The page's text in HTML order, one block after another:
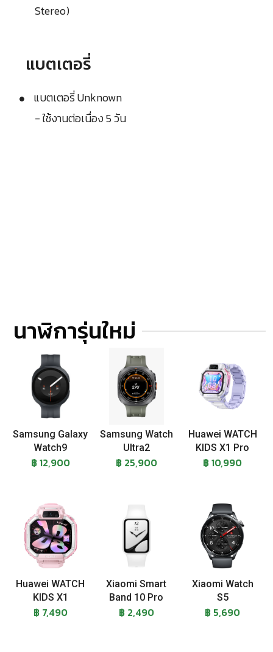
Stereo)
แบตเตอรี่
แบตเตอรี่ Unknown
- ใช้งานต่อเนื่อง 5 วัน
นาฬิการุ่นใหม่
Samsung Galaxy
Watch9
฿ 12,900
Samsung Watch
Ultra2
฿ 25,900
Huawei WATCH
KIDS X1 Pro
฿ 10,990
Huawei WATCH
KIDS X1
฿ 7,490
Xiaomi Smart
Band 10 Pro
฿ 2,490
Xiaomi Watch
S5
฿ 5,690